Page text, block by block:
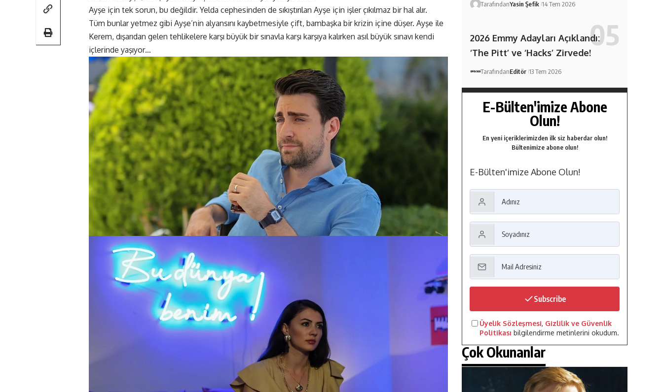
Ayşe için tek sorun, bu değildir. Yelda cephesinden de sıkıştırılan Ayşe için işler çıkılmaz bir hal alır.
Tüm bunlar yetmez gibi Ayşe’nin alyansını kaybetmesiyle çift, bambaşka bir krizin içine düşer. Ayşe ile
Kerem, dışarıdan gelen tehlikelere karşı büyük bir sınavla karşı karşıya kalırken asıl büyük sınavı kendi
içlerinde yaşıyor…
TarafındanYasin Şefik 14 Tem 2026
2026 Emmy Adayları Açıklandı:
‘The Pitt’ ve ‘Hacks’ Zirvede!
TarafındanEditör 13 Tem 2026
E-Bülten'imize Abone
Olun!
En yeni içeriklerimizden ilk siz haberdar olun!
Bültenimize abone olun!
E-Bülten'imize Abone Olun!
Subscribe
Üyelik Sözleşmesi, Gizlilik ve Güvenlik
Politikası bilgilendirme metinlerini okudum.
Çok Okunanlar